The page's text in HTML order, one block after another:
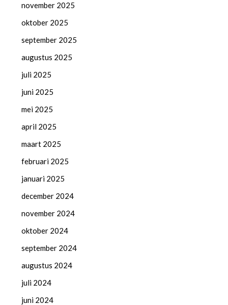
november 2025
oktober 2025
september 2025
augustus 2025
juli 2025
juni 2025
mei 2025
april 2025
maart 2025
februari 2025
januari 2025
december 2024
november 2024
oktober 2024
september 2024
augustus 2024
juli 2024
juni 2024